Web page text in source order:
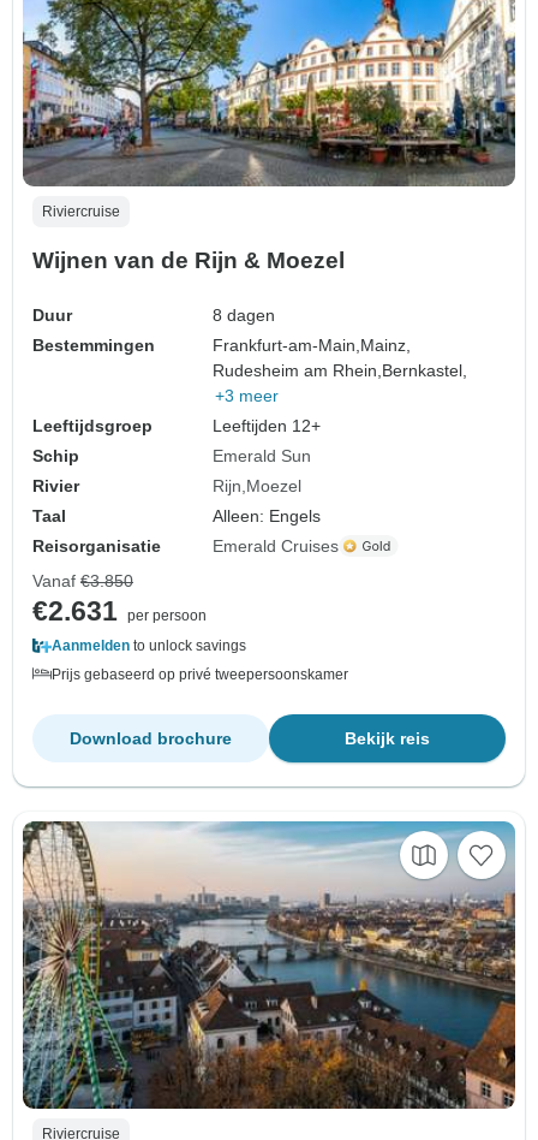
Riviercruise
Wijnen van de Rijn & Moezel
Duur
8 dagen
Bestemmingen
Frankfurt-am-Main, Mainz,
Rudesheim am Rhein, Bernkastel,
+3 meer
Leeftijdsgroep
Leeftijden 12+
Schip
Emerald Sun
Rivier
Rijn Moezel
Taal
Alleen: Engels
Reisorganisatie
Emerald Cruises
Vanaf €3.850
€2.631 per persoon
Aanmelden to unlock savings
Prijs gebaseerd op privé tweepersoonskamer
Bekijk reis
Download brochure
Riviercruise